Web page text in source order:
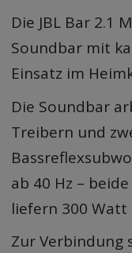
Die JBL Bar 2.1
Soundbar mit
Einsatz im
Die Soundbar
Treibern und
ab 40 Hz –
liefern 300 Watt
Zur Verbindung